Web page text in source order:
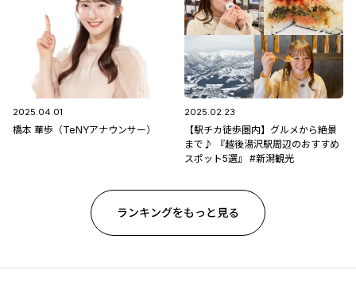
2025.04.01
橋本 華歩（TeNYアナウンサー）
2025.02.23
【駅チカ徒歩圏内】グルメから絶景
まで♪ 『越後湯沢駅周辺のおすすめ
スポット5選』 #新潟観光
ランキングをもっと見る